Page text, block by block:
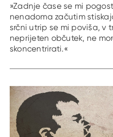
»Zadnje čase se mi
nenadoma začutim
srčni utrip se mi poviša, v
neprijeten občutek, ne
skoncentrirati.«